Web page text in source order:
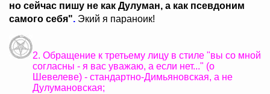
но сейчас пишу не как Дулуман, а как псевдоним
самого себя". Экий я параноик!
2. Обращение к третьему лицу в стиле "вы со мной
согласны - я вас уважаю, а если нет..." (о
Шевелеве) - стандартно-Димьяновская, а не
Дулумановская;